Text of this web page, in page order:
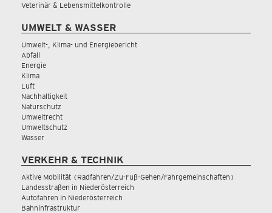
Veterinär & Lebensmittelkontrolle
UMWELT & WASSER
Umwelt-, Klima- und Energiebericht
Abfall
Energie
Klima
Luft
Nachhaltigkeit
Naturschutz
Umweltrecht
Umweltschutz
Wasser
VERKEHR & TECHNIK
Aktive Mobilität (Radfahren/Zu-Fuß-Gehen/Fahrgemeinschaften)
Landesstraßen in Niederösterreich
Autofahren in Niederösterreich
Bahninfrastruktur